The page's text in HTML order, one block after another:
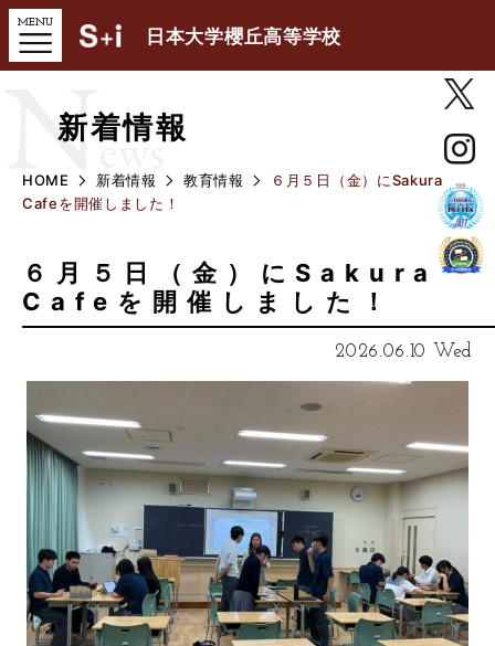
日本大学櫻丘高等学校
新着情報
News
HOME 新着情報 教育情報
６月５日（金）にSakura
Cafeを開催しました！
６月５日（金）にSakura
Cafeを開催しました！
2026.06.10 Wed